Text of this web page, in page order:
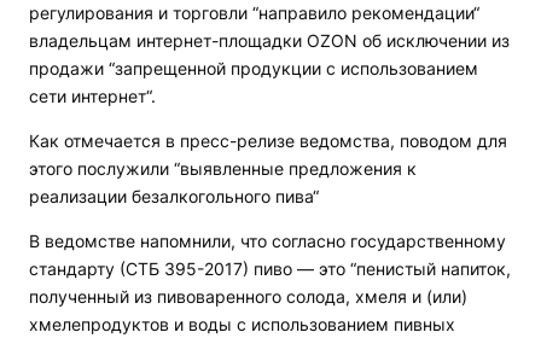
регулирования и торговли “направило рекомендации“
владельцам интернет-площадки OZON об исключении из
продажи “запрещенной продукции с использованием
сети интернет“.
Как отмечается в пресс-релизе ведомства, поводом для
этого послужили “выявленные предложения к
реализации безалкогольного пива“
В ведомстве напомнили, что согласно государственному
стандарту (СТБ 395-2017) пиво — это “пенистый напиток,
полученный из пивоваренного солода, хмеля и (или)
хмелепродуктов и воды c использованием пивных